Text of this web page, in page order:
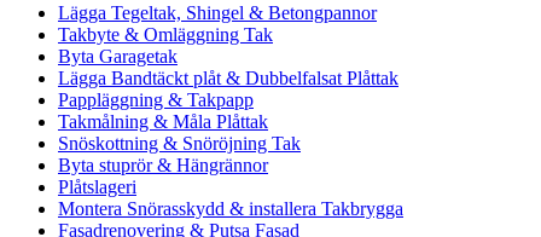
Lägga Tegeltak, Shingel & Betongpannor
Takbyte & Omläggning Tak
Byta Garagetak
Lägga Bandtäckt plåt & Dubbelfalsat Plåttak
Pappläggning & Takpapp
Takmålning & Måla Plåttak
Snöskottning & Snöröjning Tak
Byta stuprör & Hängrännor
Plåtslageri
Montera Snörasskydd & installera Takbrygga
Fasadrenovering & Putsa Fasad